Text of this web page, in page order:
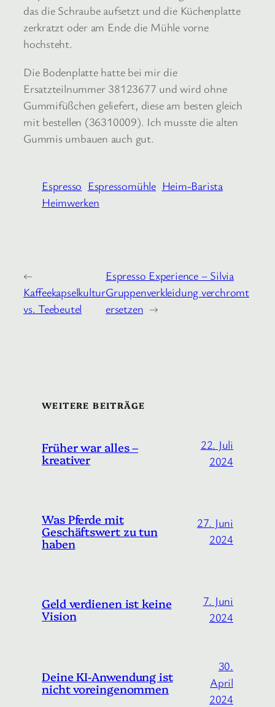
das die Schraube aufsetzt und die Küchenplatte
zerkratzt oder am Ende die Mühle vorne
hochsteht.
Die Bodenplatte hatte bei mir die
Ersatzteilnummer 38123677 und wird ohne
Gummifüßchen geliefert, diese am besten gleich
mit bestellen (36310009). Ich musste die alten
Gummis umbauen auch gut.
Espresso Espressomühle Heim-Barista
Heimwerken
←
Kaffeekapselkultur
vs. Teebeutel
Espresso Experience – Silvia
Gruppenverkleidung verchromt
ersetzen →
WEITERE BEITRÄGE
Früher war alles –
kreativer
22. Juli
2024
Was Pferde mit
Geschäftswert zu tun
haben
27. Juni
2024
Geld verdienen ist keine
Vision
7. Juni
2024
Deine KI-Anwendung ist
nicht voreingenommen
30.
April
2024